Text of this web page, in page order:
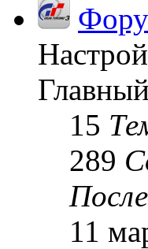
15
289
11